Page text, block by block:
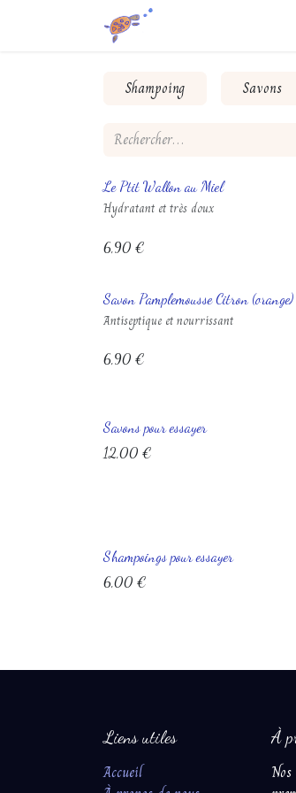
Shampoing Savons
Le Ptit Wallon au Miel
Hydratant et très doux
6,90 €
Savon Pamplemousse Citron (orange)
Antiseptique et nourrissant
6,90 €
Savons pour essayer
12,00 €
Shampoings pour essayer
6,00 €
Liens utiles
Accueil
À